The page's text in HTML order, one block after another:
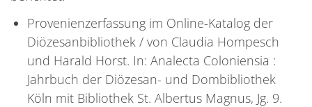
Provenienzerfassung im Online-Katalog der
Diözesanbibliothek / von Claudia Hompesch
und Harald Horst. In: Analecta Coloniensia :
Jahrbuch der Diözesan- und Dombibliothek
Köln mit Bibliothek St. Albertus Magnus, Jg. 9.